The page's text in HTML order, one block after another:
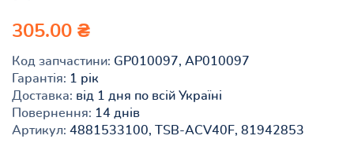
305.00 ₴
Код запчастини: GP010097, AP010097
Гарантія: 1 рік
Доставка: від 1 дня по всій Україні
Повернення: 14 днів
Артикул: 4881533100, TSB-ACV40F, 81942853